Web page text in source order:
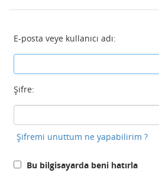
E-posta veye kullanıcı adı:
Şifre:
Şifremi unuttum ne yapabilirim ?
Bu bilgisayarda beni hatırla